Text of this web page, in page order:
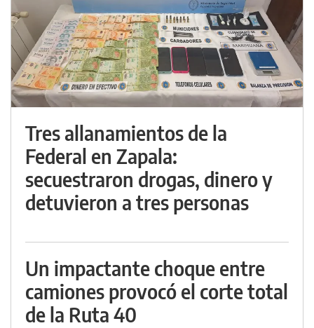
Tres allanamientos de la
Federal en Zapala:
secuestraron drogas, dinero y
detuvieron a tres personas
Un impactante choque entre
camiones provocó el corte total
de la Ruta 40